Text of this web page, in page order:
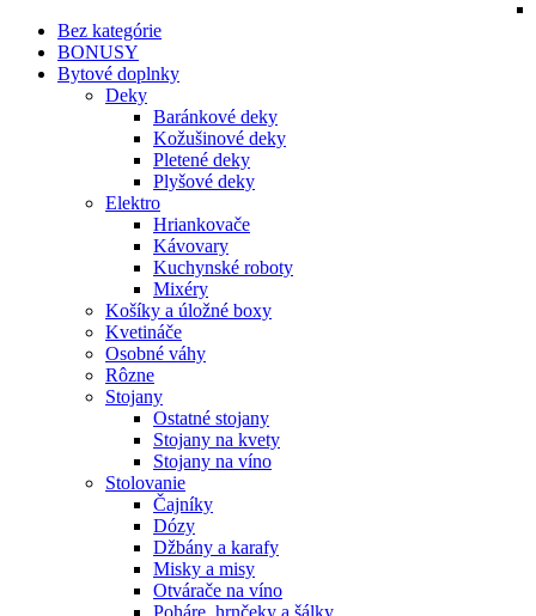
Bez kategórie
BONUSY
Bytové doplnky
Deky
Baránkové deky
Kožušinové deky
Pletené deky
Plyšové deky
Elektro
Hriankovače
Kávovary
Kuchynské roboty
Mixéry
Košíky a úložné boxy
Kvetináče
Osobné váhy
Rôzne
Stojany
Ostatné stojany
Stojany na kvety
Stojany na víno
Stolovanie
Čajníky
Dózy
Džbány a karafy
Misky a misy
Otvárače na víno